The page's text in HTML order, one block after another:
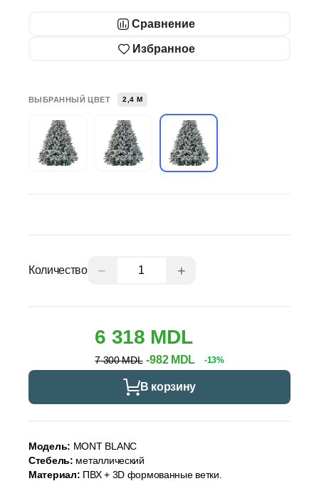
Сравнение
Избранное
ВЫБРАННЫЙ ЦВЕТ 2,4 М
Количество − +
6 318 MDL
7 300 MDL -982 MDL -13%
В корзину
Модель: MONT BLANC
Стебель: металлический
Материал: ПВХ + 3D формованные ветки.